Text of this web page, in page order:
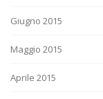
Giugno 2015
Maggio 2015
Aprile 2015